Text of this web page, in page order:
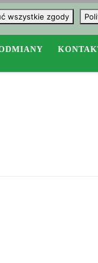
wszystkie zgody